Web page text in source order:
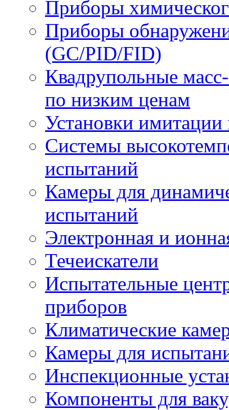
Приборы
Приборы
(GC/PID/FID)
Квадрупольные
по низким ценам
Установки имитации
Системы
испытаний
Камеры для
испытаний
Электронная и
Течеискатели
Испытательные
приборов
Климатические
Камеры для
Инспекционные
Компоненты для